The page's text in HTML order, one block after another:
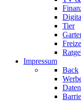
Tier
Impressum
Back